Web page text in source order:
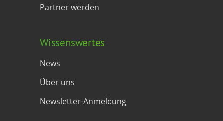
Partner werden
Wissenswertes
News
Über uns
Newsletter-Anmeldung